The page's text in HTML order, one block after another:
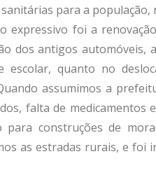
para a
expressivo foi a
dos antigos automóveis,
escolar, quanto no
assumimos a
falta de medicamentos
para construções de
as estradas rurais, e foi